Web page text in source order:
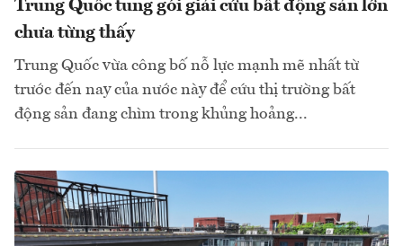
Trung Quốc tung gói giải cứu bất động sản lớn
chưa từng thấy
Trung Quốc vừa công bố nỗ lực mạnh mẽ nhất từ
trước đến nay của nước này để cứu thị trường bất
động sản đang chìm trong khủng hoảng...